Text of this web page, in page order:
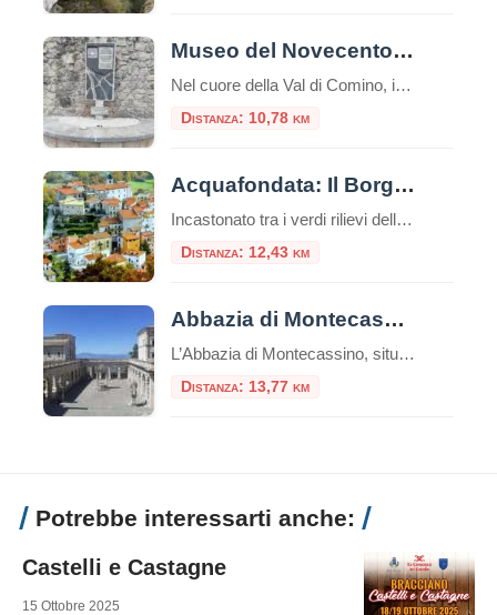
Museo del Novecento e della Shoah: un viaggio nella memoria
Nel cuore della Val di Comino, incastonato tra le montagne del Basso Lazio e a breve distanza dal Parco Nazionale d’Abruzzo, Lazio e Molise, sorge un luogo che è al contempo un monito, un archivio e un abbraccio: il Museo del Novecento e della Shoah di San Donato Val di Comino. Questo spazio non è […]
Distanza: 10,78 km
Acquafondata: Il Borgo della Zampogna Tra Natura Incontaminata e Storia in Ciociaria
Incastonato tra i verdi rilievi dell’Appennino laziale, a quasi mille metri di altitudine, sorge Acquafondata, un piccolo ma sorprendente comune situato nel cuore della Ciociaria, in provincia di Frosinone. Abbracciato dai maestosi Monti della Meta e, più precisamente, dalle vette dell’Aquilone e della Monna (sul versante meridionale delle Mainarde), questo pittoresco borgo è la meta […]
Distanza: 12,43 km
Abbazia di Montecassino
L’Abbazia di Montecassino, situata a Cassino (FR), è una delle abbazie più antiche e importanti del mondo. La sua storia è ricca e affonda le radici nell’antichità. Nel corso dei secoli, Montecassino fu distrutta e ricostruita più volte. Fu distrutta dai Longobardi nel 577, dai Saraceni nel 883 e dai Normanni nel 1349. La distruzione […]
Distanza: 13,77 km
Potrebbe interessarti anche:
Castelli e Castagne
15 Ottobre 2025